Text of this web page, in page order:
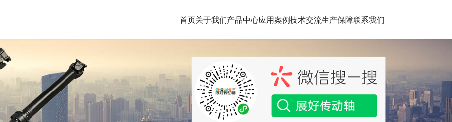
首页关于我们产品中心应用案例技术交流生产保障联系我们